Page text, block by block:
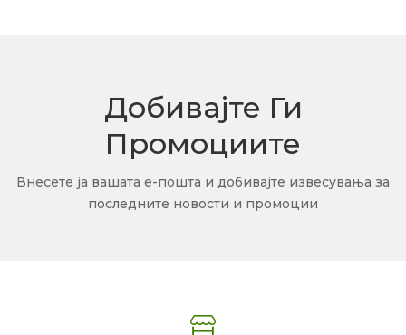
Добивајте Ги
Промоциите
Внесете ја вашата е-пошта и добивајте извесувања за
последните новости и промоции